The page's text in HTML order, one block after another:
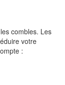
combles. Les
votre
: